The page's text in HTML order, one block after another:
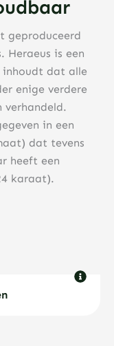
geproduceerd
Heraeus is een
inhoudt dat alle
enige verdere
verhandeld.
in een
dat tevens
heeft een
karaat).